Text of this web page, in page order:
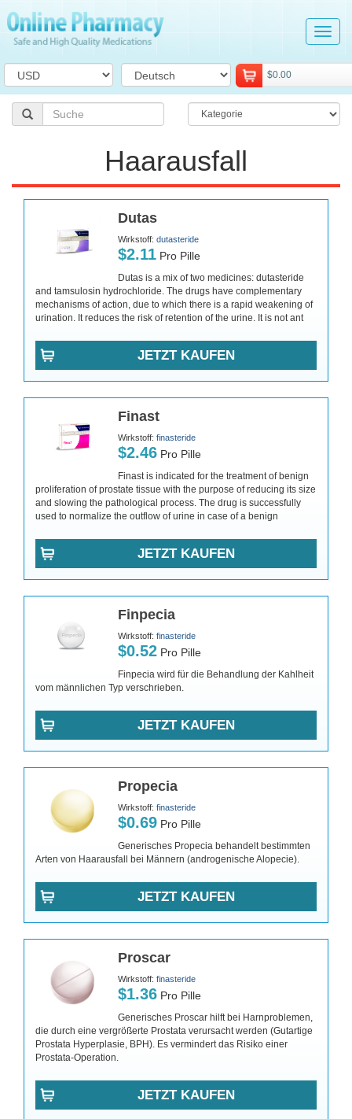
$0.00
Haarausfall
Dutas
Wirkstoff: dutasteride
$2.11 Pro Pille
Dutas is a mix of two medicines: dutasteride
and tamsulosin hydrochloride. The drugs have complementary
mechanisms of action, due to which there is a rapid weakening of
urination. It reduces the risk of retention of the urine. It is not ant
JETZT KAUFEN
Finast
Wirkstoff: finasteride
$2.46 Pro Pille
Finast is indicated for the treatment of benign
proliferation of prostate tissue with the purpose of reducing its size
and slowing the pathological process. The drug is successfully
used to normalize the outflow of urine in case of a benign
JETZT KAUFEN
Finpecia
Wirkstoff: finasteride
$0.52 Pro Pille
Finpecia wird für die Behandlung der Kahlheit
vom männlichen Typ verschrieben.
JETZT KAUFEN
Propecia
Wirkstoff: finasteride
$0.69 Pro Pille
Generisches Propecia behandelt bestimmten
Arten von Haarausfall bei Männern (androgenische Alopecie).
JETZT KAUFEN
Proscar
Wirkstoff: finasteride
$1.36 Pro Pille
Generisches Proscar hilft bei Harnproblemen,
die durch eine vergrößerte Prostata verursacht werden (Gutartige
Prostata Hyperplasie, BPH). Es vermindert das Risiko einer
Prostata-Operation.
JETZT KAUFEN